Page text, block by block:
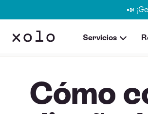
📣
Servicios
Cómo